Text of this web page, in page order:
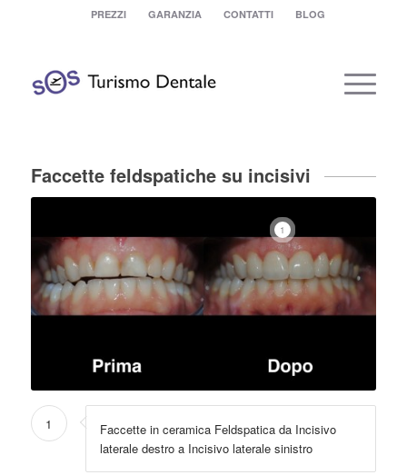
PREZZI GARANZIA CONTATTI BLOG
Faccette feldspatiche su incisivi
1
1
Faccette in ceramica Feldspatica da Incisivo
laterale destro a Incisivo laterale sinistro